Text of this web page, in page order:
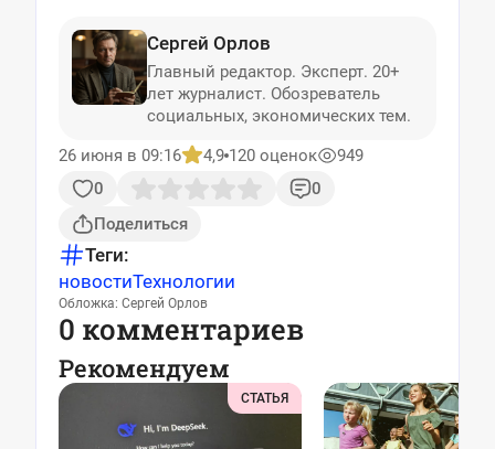
Сергей Орлов
Главный редактор. Эксперт. 20+
лет журналист. Обозреватель
социальных, экономических тем.
26 июня в 09:16
4,9 120 оценок
949
0
0
Поделиться
Теги:
новостиТехнологии
Обложка: Сергей Орлов
0 комментариев
Рекомендуем
СТАТЬЯ